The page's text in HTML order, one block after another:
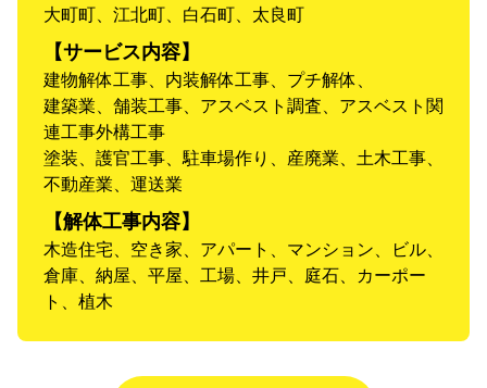
大町町、江北町、白石町、太良町
【サービス内容】
建物解体工事、内装解体工事、プチ解体、
建築業、舗装工事、アスベスト調査、アスベスト関
連工事外構工事
塗装、護官工事、駐車場作り、産廃業、土木工事、
不動産業、運送業
【解体工事内容】
木造住宅、空き家、アパート、マンション、ビル、
倉庫、納屋、平屋、工場、井戸、庭石、カーポー
ト、植木